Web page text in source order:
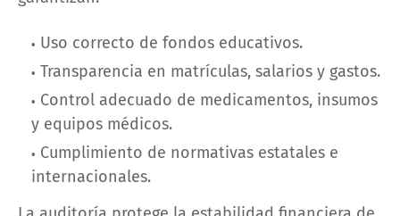
Uso correcto de fondos educativos.
Transparencia en matrículas, salarios y gastos.
Control adecuado de medicamentos, insumos
y equipos médicos.
Cumplimiento de normativas estatales e
internacionales.